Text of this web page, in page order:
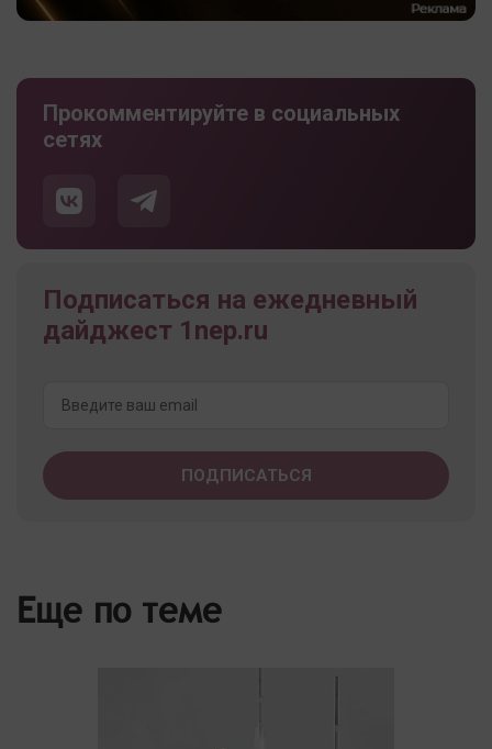
Прокомментируйте в социальных
сетях
Подписаться на ежедневный
дайджест 1nep.ru
Еще по теме